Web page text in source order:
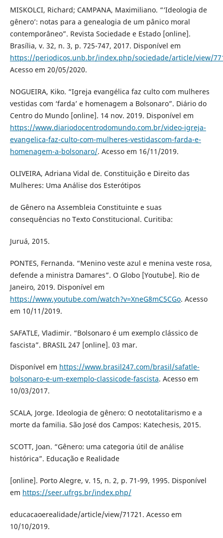
MISKOLCI, Richard; CAMPANA, Maximiliano. “‘Ideologia de
gênero’: notas para a genealogia de um pânico moral
contemporâneo”. Revista Sociedade e Estado [online].
Brasília, v. 32, n. 3, p. 725-747, 2017. Disponível em
https://periodicos.unb.br/index.php/sociedade/article/view/
Acesso em 20/05/2020.
NOGUEIRA, Kiko. “Igreja evangélica faz culto com mulheres
vestidas com ‘farda’ e homenagem a Bolsonaro”. Diário do
Centro do Mundo [online]. 14 nov. 2019. Disponível em
https://www.diariodocentrodomundo.com.br/video-igreja-
evangelica-faz-culto-com-mulheres-vestidascom-farda-e-
homenagem-a-bolsonaro/. Acesso em 16/11/2019.
OLIVEIRA, Adriana Vidal de. Constituição e Direito das
Mulheres: Uma Análise dos Esterótipos
de Gênero na Assembleia Constituinte e suas
consequências no Texto Constitucional. Curitiba:
Juruá, 2015.
PONTES, Fernanda. “Menino veste azul e menina veste rosa,
defende a ministra Damares”. O Globo [Youtube]. Rio de
Janeiro, 2019. Disponível em
https://www.youtube.com/watch?v=XneG8mC5CGo. Acesso
em 10/11/2019.
SAFATLE, Vladimir. “Bolsonaro é um exemplo clássico de
fascista”. BRASIL 247 [online]. 03 mar.
Disponível em https://www.brasil247.com/brasil/safatle-
bolsonaro-e-um-exemplo-classicode-fascista. Acesso em
10/03/2017.
SCALA, Jorge. Ideologia de gênero: O neototalitarismo e a
morte da familia. São José dos Campos: Katechesis, 2015.
SCOTT, Joan. “Gênero: uma categoria útil de análise
histórica”. Educação e Realidade
[online]. Porto Alegre, v. 15, n. 2, p. 71-99, 1995. Disponível
em https://seer.ufrgs.br/index.php/
educacaoerealidade/article/view/71721. Acesso em
10/10/2019.